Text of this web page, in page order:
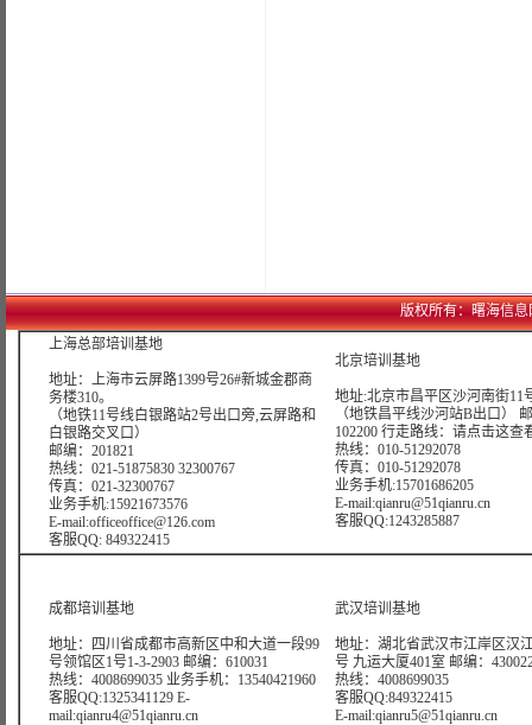
版权所有：曙海信息
上海总部培训基地
地址：上海市云屏路1399号26#新城金郡商
务楼310。
（地铁11号线白银路站2号出口旁,云屏路和
白银路交叉口）
邮编：201821
热线：021-51875830 32300767
传真：021-32300767
业务手机:15921673576
E-mail:officeoffice@126.com
客服QQ: 849322415
北京培训基地
地址:北京市昌平区沙河南街11
（地铁昌平线沙河站B出口）
102200 行走路线： 请点击这查
热线：010-51292078
传真：010-51292078
业务手机:15701686205
E-mail:qianru@51qianru.cn
客服QQ:1243285887
成都培训基地
地址：四川省成都市高新区中和大道一段99
号领馆区1号1-3-2903 邮编：610031
热线：4008699035 业务手机：13540421960
客服QQ:1325341129 E-
mail:qianru4@51qianru.cn
武汉培训基地
地址：湖北省武汉市江岸区汉
号 九运大厦401室 邮编：
热线：4008699035
客服QQ:849322415
E-mail:qianru5@51qianru.cn